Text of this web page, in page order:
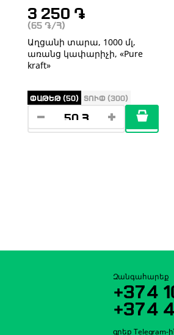
3 250 ֏
(65 ֏ /Հ)
Աղցանի տարա, 1000 մլ,
առանց կափարիչի, «Pure
kraft»
ՓԱԹԵԹ (50) ՏՈՒՓ (300)
Զանգահարեք
+374
+374
գրեք Telegram-